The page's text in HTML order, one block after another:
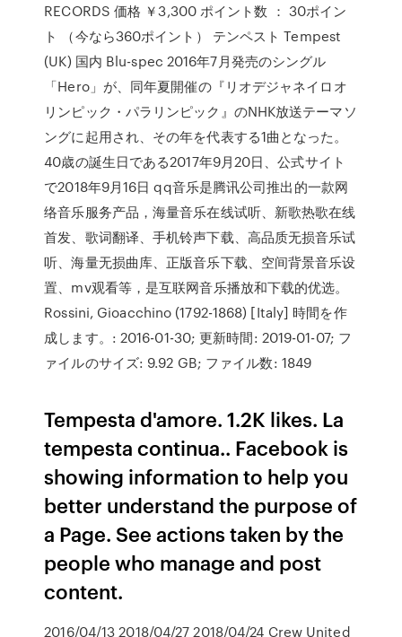
RECORDS 価格 ￥3,300 ポイント数 ： 30ポイン
ト （今なら360ポイント） テンペスト Tempest
(UK) 国内 Blu-spec 2016年7月発売のシングル
「Hero」が、同年夏開催の『リオデジャネイロオ
リンピック・パラリンピック』のNHK放送テーマソ
ングに起用され、その年を代表する1曲となった。
40歳の誕生日である2017年9月20日、公式サイト
で2018年9月16日 qq音乐是腾讯公司推出的一款网
络音乐服务产品，海量音乐在线试听、新歌热歌在线
首发、歌词翻译、手机铃声下载、高品质无损音乐试
听、海量无损曲库、正版音乐下载、空间背景音乐设
置、mv观看等，是互联网音乐播放和下载的优选。
Rossini, Gioacchino (1792-1868) [Italy] 時間を作
成します。: 2016-01-30; 更新時間: 2019-01-07; フ
ァイルのサイズ: 9.92 GB; ファイル数: 1849
Tempesta d'amore. 1.2K likes. La
tempesta continua.. Facebook is
showing information to help you
better understand the purpose of
a Page. See actions taken by the
people who manage and post
content.
2016/04/13 2018/04/27 2018/04/24 Crew United